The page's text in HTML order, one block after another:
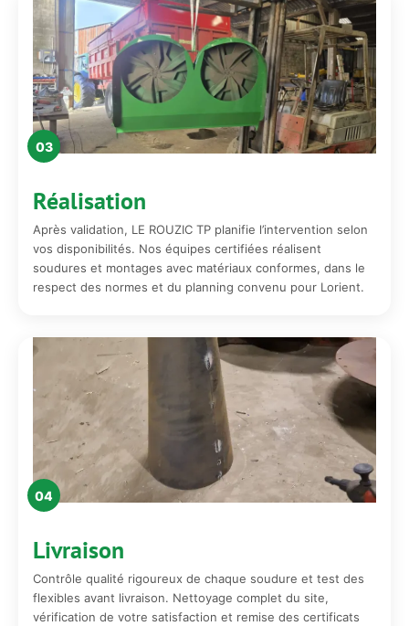
03
Réalisation
Après validation, LE ROUZIC TP planifie l’intervention selon
vos disponibilités. Nos équipes certifiées réalisent
soudures et montages avec matériaux conformes, dans le
respect des normes et du planning convenu pour Lorient.
04
Livraison
Contrôle qualité rigoureux de chaque soudure et test des
flexibles avant livraison. Nettoyage complet du site,
vérification de votre satisfaction et remise des certificats